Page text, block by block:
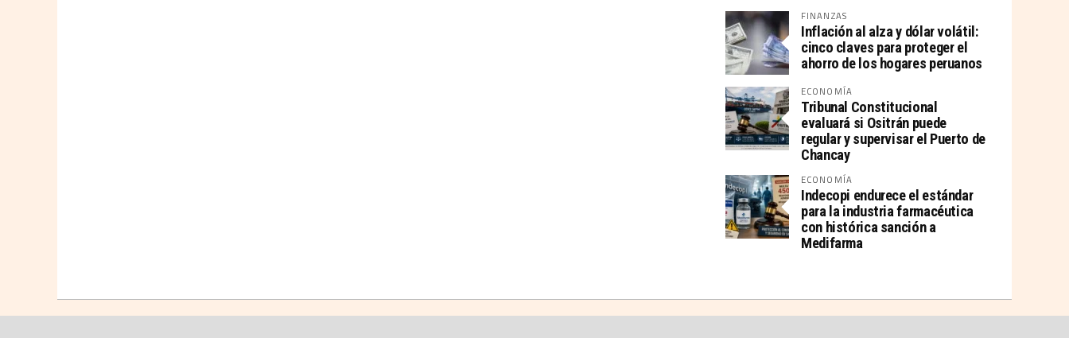
FINANZAS
Inflación al alza y dólar volátil:
cinco claves para proteger el
ahorro de los hogares peruanos
ECONOMÍA
Tribunal Constitucional
evaluará si Ositrán puede
regular y supervisar el Puerto de
Chancay
ECONOMÍA
Indecopi endurece el estándar
para la industria farmacéutica
con histórica sanción a
Medifarma